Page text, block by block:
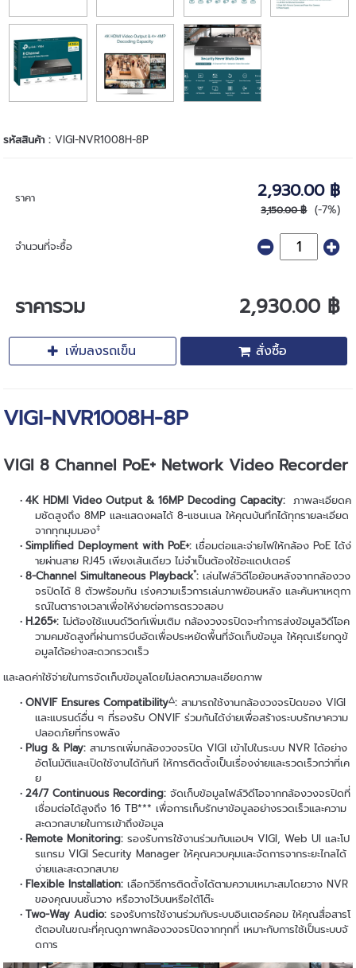
รหัสสินค้า :VIGI-NVR1008H-8P
ราคา 2,930.00 ฿
3,150.00 ฿ (-7%)
จำนวนที่จะซื้อ
ราคารวม 2,930.00 ฿
เพิ่มลงรถเข็น สั่งซื้อ
VIGI-NVR1008H-8P
VIGI 8 Channel PoE+ Network Video Recorder
4K HDMI Video Output & 16MP Decoding Capacity: ภาพละเอียดค
มชัดสูงถึง 8MP และแสดงผลได้ 8-แชนเนล ให้คุณบันทึกได้ทุกรายละเอียด
จากทุกมุมมอง‡
Simplified Deployment with PoE+: เชื่อมต่อและจ่ายไฟให้กล้อง PoE ได้ง่
ายผ่านสาย RJ45 เพียงเส้นเดียว ไม่จำเป็นต้องใช้อะแดปเตอร์
8-Channel Simultaneous Playback*: เล่นไฟล์วิดีโอย้อนหลังจากกล้องวง
จรปิดได้ 8 ตัวพร้อมกัน เร่งความเร็วการเล่นภาพย้อนหลัง และค้นหาเหตุกา
รณ์ในตารางเวลาเพื่อให้ง่ายต่อการตรวจสอบ
H.265+: ไม่ต้องใช้แบนด์วิดท์เพิ่มเติม กล้องวงจรปิดจะทำการส่งข้อมูลวิดีโอค
วามคมชัดสูงที่ผ่านการบีบอัดเพื่อประหยัดพื้นที่จัดเก็บข้อมูล ให้คุณเรียกดูข้
อมูลได้อย่างสะดวกรวดเร็ว
และลดค่าใช้จ่ายในการจัดเก็บข้อมูลโดยไม่ลดความละเอียดภาพ
ONVIF Ensures Compatibility△: สามารถใช้งานกล้องวงจรปิดของ VIGI
และแบรนด์อื่น ๆ ที่รองรับ ONVIF ร่วมกันได้ง่ายเพื่อสร้างระบบรักษาความ
ปลอดภัยที่ทรงพลัง
Plug & Play: สามารถเพิ่มกล้องวงจรปิด VIGI เข้าไปในระบบ NVR ได้อย่าง
อัตโนมัติและเปิดใช้งานได้ทันที ให้การติดตั้งเป็นเรื่องง่ายและรวดเร็วกว่าที่เค
ย
24/7 Continuous Recording: จัดเก็บข้อมูลไฟล์วิดีโอจากกล้องวงจรปิดที่
เชื่อมต่อได้สูงถึง 16 TB*** เพื่อการเก็บรักษาข้อมูลอย่างรวดเร็วและความ
สะดวกสบายในการเข้าถึงข้อมูล
Remote Monitoring: รองรับการใช้งานร่วมกับแอปฯ VIGI, Web UI และโป
รแกรม VIGI Security Manager ให้คุณควบคุมและจัดการจากระยะไกลได้
ง่ายและสะดวกสบาย
Flexible Installation: เลือกวิธีการติดตั้งได้ตามความเหมาะสมโดยวาง NVR
ของคุณบนชั้นวาง หรือวางไว้บนหรือใต้โต๊ะ
Two-Way Audio: รองรับการใช้งานร่วมกับระบบอินเตอร์คอม ให้คุณสื่อสารโ
ต้ตอบในขณะที่คุณดูภาพกล้องวงจรปิดจากทุกที่ เหมาะกับการใช้เป็นระบบจั
ดการ